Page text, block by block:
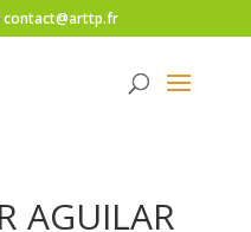
contact@arttp.fr
AGUILAR